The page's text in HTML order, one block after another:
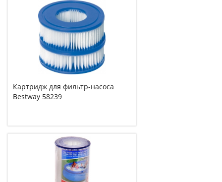
Картридж для фильтр-насоса
Bestway 58239